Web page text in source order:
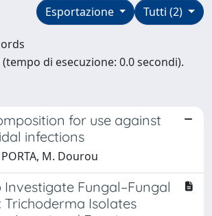
Tutti (2)
Esportazione
di esecuzione: 0.0 secondi).
for use against
infections
M. Dourou
Investigate Fungal–Fungal
Trichoderma Isolates